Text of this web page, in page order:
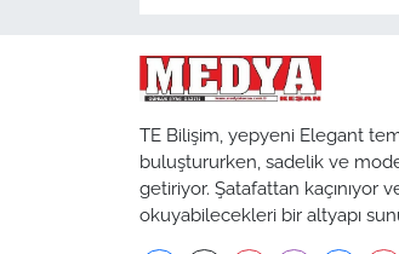
TE Bilişim, yepyeni Elegant
buluştururken, sadelik ve
getiriyor. Şatafattan kaçınıyor
okuyabilecekleri bir altyapı